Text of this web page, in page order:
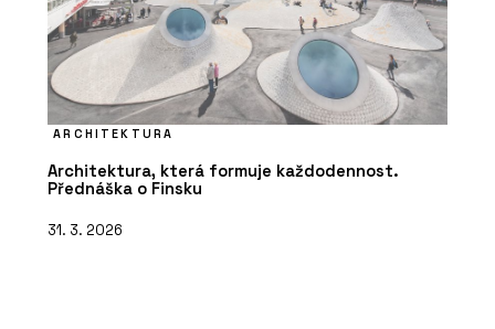
ARCHITEKTURA
Architektura, která formuje každodennost.
Přednáška o Finsku
31. 3. 2026